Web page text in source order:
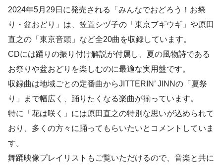
2024年5月29日に発売される「みんなでおどろう！お祭
り・盆おどり」は、笠置シヅ子の「東京ブギウギ」や原田
直之の「東京音頭」など全20曲を収録しています。
CDには踊りの振り付け解説が付属し、夏の風物詩である
お祭りや盆おどりを楽しむのに最適な実用盤です。
収録曲は地域ごとの定番曲からJITTERIN’ JINNの「夏祭
り」まで幅広く、踊りたくなる楽曲が揃っています。
特に「花は咲く」には原田直之の特別な思いが込められて
おり、多くの方々に踊ってもらいたいとコメントしていま
す。
舞踊映像プレイリストもご覧いただけるので、音楽と共に